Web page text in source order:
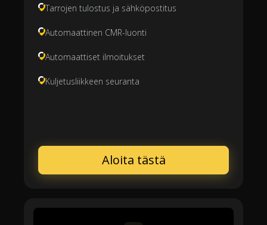
Tarrojen tulostus ja sähköpostitus
Automaattinen CMR-luonti
Automaattiset ilmoitukset
Kuljetusliikkeen seuranta
Aloita tästä